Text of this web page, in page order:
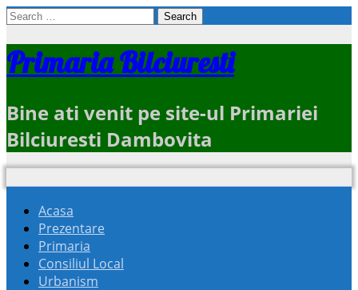
Search
Primaria Bilciuresti
Bine ati venit pe site-ul Primariei
Bilciuresti Dambovita
Acasa
Prezentare
Primaria
Consiliul Local
Urbanism